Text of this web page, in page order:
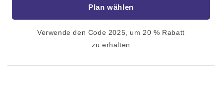
Plan wählen
Verwende den Code 2025, um 20 % Rabatt
zu erhalten